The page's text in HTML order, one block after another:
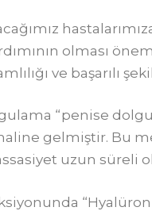
olması
ve başarılı
“penise
gelmiştir. Bu
uzun